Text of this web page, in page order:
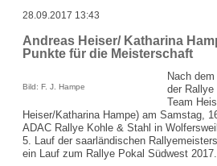
-
durch
technischen
28.09.2017 13:43
Andreas Heiser/ Katharina
Punkte für die Meisterschaft
Bild: F. J. Hampe
Nach
der Rallye
Team
Heiser/Katharina Hampe) am Samstag,
ADAC Rallye Kohle & Stahl in
5. Lauf der saarländischen
ein Lauf zum Rallye Pokal Südwest 2017.